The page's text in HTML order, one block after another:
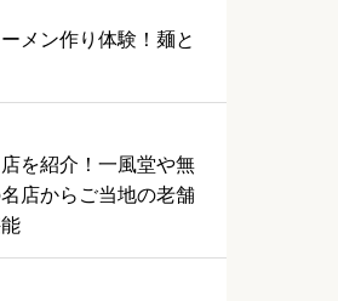
メン作り体験！麺と
を紹介！一風堂や無
店からご当地の老舗